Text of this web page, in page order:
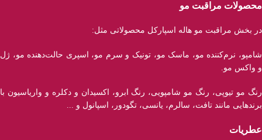
محصولات مراقبت مو
در بخش مراقبت مو هاله اسپارکل محصولاتی مثل:
شامپو، نرم‌کننده مو، ماسک مو، تونیک و سرم مو، اسپری حالت‌دهنده مو، ژل
و واکس مو.
رنگ مو تیوپی، رنگ مو شامپویی، رنگ ابرو، اکسیدان و دکلره و واریاسیون با
برند‌هایی مانند تافت، سالرم، یانسی، تگودور، اسپانول و ...
عطریات